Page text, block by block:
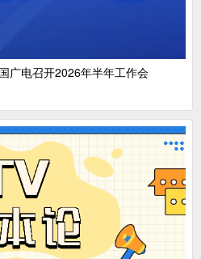
广电召开2026年半年工作会